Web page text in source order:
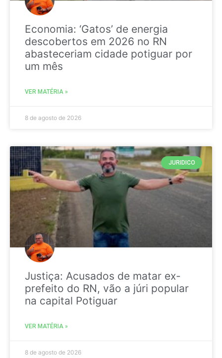
Economia: ‘Gatos’ de energia
descobertos em 2026 no RN
abasteceriam cidade potiguar por
um mês
VER MATÉRIA »
8 de agosto de 2026
JURIDICO
Justiça: Acusados de matar ex-
prefeito do RN, vão a júri popular
na capital Potiguar
VER MATÉRIA »
8 de agosto de 2026